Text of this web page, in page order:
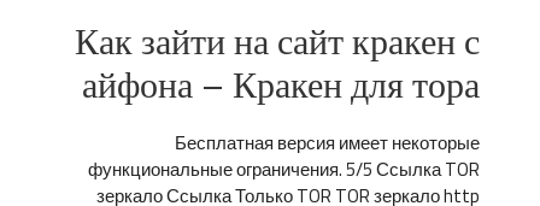
Как зайти на сайт кракен с
айфона – Кракен для тора
Бесплатная версия имеет некоторые
функциональные ограничения. 5/5 Ссылка TOR
зеркало Ссылка Только TOR TOR зеркало http